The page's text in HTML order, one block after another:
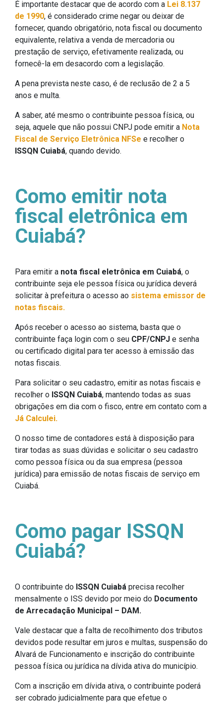
É importante destacar que de acordo com a Lei 8.137
de 1990, é considerado crime negar ou deixar de
fornecer, quando obrigatório, nota fiscal ou documento
equivalente, relativa a venda de mercadoria ou
prestação de serviço, efetivamente realizada, ou
fornecê-la em desacordo com a legislação.
A pena prevista neste caso, é de reclusão de 2 a 5
anos e multa.
A saber, até mesmo o contribuinte pessoa física, ou
seja, aquele que não possui CNPJ pode emitir a Nota
Fiscal de Serviço Eletrônica NFSe e recolher o
ISSQN Cuiabá, quando devido.
Como emitir nota
fiscal eletrônica em
Cuiabá?
Para emitir a nota fiscal eletrônica em Cuiabá, o
contribuinte seja ele pessoa física ou jurídica deverá
solicitar à prefeitura o acesso ao sistema emissor de
notas fiscais.
Após receber o acesso ao sistema, basta que o
contribuinte faça login com o seu CPF/CNPJ e senha
ou certificado digital para ter acesso à emissão das
notas fiscais.
Para solicitar o seu cadastro, emitir as notas fiscais e
recolher o ISSQN Cuiabá, mantendo todas as suas
obrigações em dia com o fisco, entre em contato com a
Já Calculei.
O nosso time de contadores está à disposição para
tirar todas as suas dúvidas e solicitar o seu cadastro
como pessoa física ou da sua empresa (pessoa
jurídica) para emissão de notas fiscais de serviço em
Cuiabá.
Como pagar ISSQN
Cuiabá?
O contribuinte do ISSQN Cuiabá precisa recolher
mensalmente o ISS devido por meio do Documento
de Arrecadação Municipal – DAM.
Vale destacar que a falta de recolhimento dos tributos
devidos pode resultar em juros e multas, suspensão do
Alvará de Funcionamento e inscrição do contribuinte
pessoa física ou jurídica na dívida ativa do município.
Com a inscrição em dívida ativa, o contribuinte poderá
ser cobrado judicialmente para que efetue o